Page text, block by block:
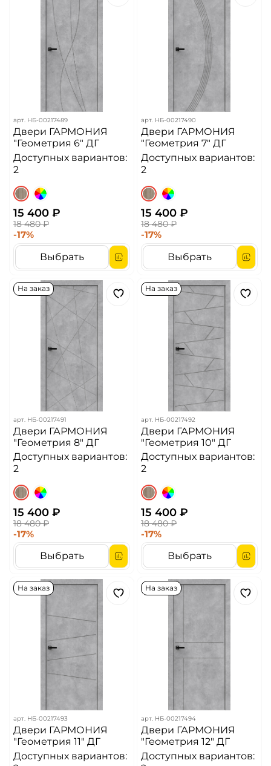
арт. НБ-00217489
Двери ГАРМОНИЯ
"Геометрия 6" ДГ
Доступных вариантов:
2
15 400 ₽
18 480 ₽
-17%
Выбрать
арт. НБ-00217490
Двери ГАРМОНИЯ
"Геометрия 7" ДГ
Доступных вариантов:
2
15 400 ₽
18 480 ₽
-17%
Выбрать
На заказ
арт. НБ-00217491
Двери ГАРМОНИЯ
"Геометрия 8" ДГ
Доступных вариантов:
2
15 400 ₽
18 480 ₽
-17%
Выбрать
На заказ
арт. НБ-00217492
Двери ГАРМОНИЯ
"Геометрия 10" ДГ
Доступных вариантов:
2
15 400 ₽
18 480 ₽
-17%
Выбрать
На заказ
арт. НБ-00217493
Двери ГАРМОНИЯ
"Геометрия 11" ДГ
Доступных вариантов:
На заказ
арт. НБ-00217494
Двери ГАРМОНИЯ
"Геометрия 12" ДГ
Доступных вариантов: